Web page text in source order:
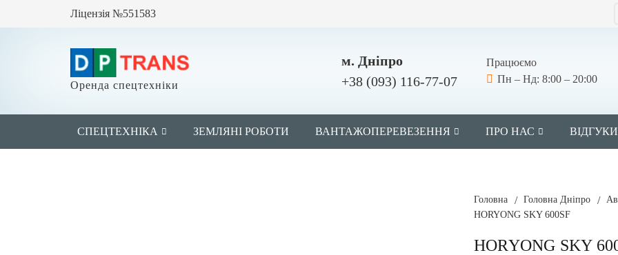
Ліцензія №551583
Оренда спецтехніки
м. Дніпро
+38 (093) 116-77-07
Працюємо
Пн – Нд: 8:00 – 20:00
СПЕЦТЕХНІКА ЗЕМЛЯНІ РОБОТИ ВАНТАЖОПЕРЕВЕЗЕННЯ ПРО НАС ВІДГУКИ
Головна / Головна Дніпро /
HORYONG SKY 600SF
HORYONG SKY